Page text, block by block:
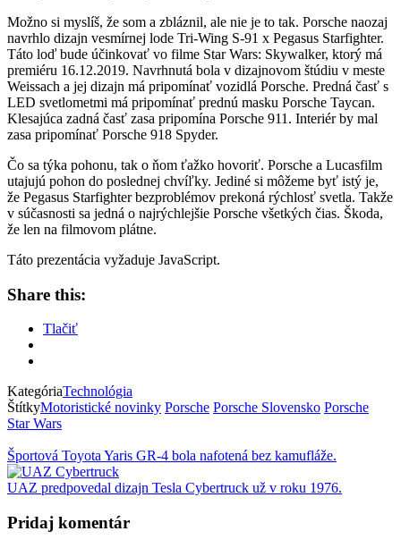
Možno si myslíš, že som a zbláznil, ale nie je to tak. Porsche naozaj
navrhlo dizajn vesmírnej lode Tri-Wing S-91 x Pegasus Starfighter.
Táto loď bude účinkovať vo filme Star Wars: Skywalker, ktorý má
premiéru 16.12.2019. Navrhnutá bola v dizajnovom štúdiu v meste
Weissach a jej dizajn má pripomínať vozidlá Porsche. Predná časť s
LED svetlometmi má pripomínať prednú masku Porsche Taycan.
Klesajúca zadná časť zasa pripomína Porsche 911. Interiér by mal
zasa pripomínať Porsche 918 Spyder.
Čo sa týka pohonu, tak o ňom ťažko hovoriť. Porsche a Lucasfilm
utajujú pohon do poslednej chvíľky. Jediné si môžeme byť istý je,
že Pegasus Starfighter bezproblémov prekoná rýchlosť svetla. Takže
v súčasnosti sa jedná o najrýchlejšie Porsche všetkých čias. Škoda,
že len na filmovom plátne.
Táto prezentácia vyžaduje JavaScript.
Share this:
Tlačiť
KategóriaTechnológia
ŠtítkyMotoristické novinky Porsche Porsche Slovensko Porsche
Star Wars
Športová Toyota Yaris GR-4 bola nafotená bez kamufláže.
UAZ predpovedal dizajn Tesla Cybertruck už v roku 1976.
Pridaj komentár